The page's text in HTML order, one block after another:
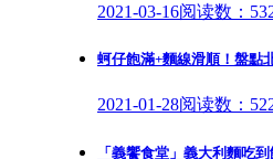
2021-03-16阅读数：
蚵仔飽滿+麵線滑順！盤點
2021-01-28阅读数：
「義饗食堂」義大利麵吃